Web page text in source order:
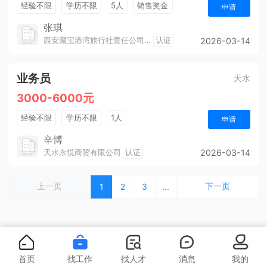
经验不限 学历不限 5人
销售奖金
工龄奖
团建
申请
张琪
西安藏宝港湾旅行社责任公司天水分公司 认证 2026-03-14
业务员 天水
3000-6000元
经验不限 学历不限 1人 申请
辛博
天水永悦商贸有限公司 认证 2026-03-14
上一页 1 2 3 ... 下一页
首页 找工作 找人才 消息 我的